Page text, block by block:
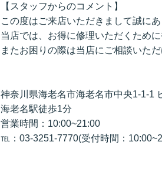
【スタッフからのコメント】
この度はご来店いただきまして誠に
当店では、お得に修理いただくため
またお困りの際は当店にご相談いただ
神奈川県海老名市海老名市中央1-1-1
海老名駅徒歩1分
営業時間：10:00~21:00
℡：03-3251-7770(受付時間：